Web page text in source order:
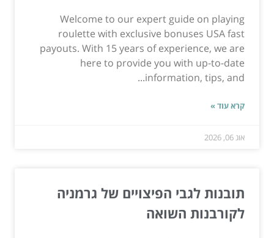
Welcome to our expert guide on playing
roulette with exclusive bonuses USA fast
payouts. With 15 years of experience, we are
here to provide you with up-to-date
information, tips, and...
קרא עוד »
אוג 06, 2026
תובנות לגבי הפיצויים של גרמניה
לקורבנות השואה